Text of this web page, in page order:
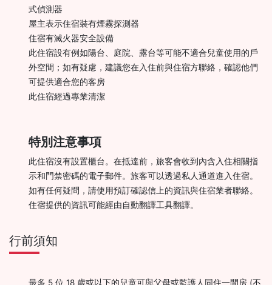
式偵測器
屋主表示住宿裝有煙霧探測器
住宿有滅火器安全設備
此住宿設有例如陽台、庭院、露台等可能不適合兒童使用的戶
外空間；如有疑慮，建議您在入住前與住宿方聯絡，確認他們
可提供適合您的客房
此住宿經過專業清潔
特別注意事項
此住宿沒有設置櫃台。在抵達前，旅客會收到內含入住相關指
示和門禁密碼的電子郵件。旅客可以透過私人通道進入住宿。
如有任何疑問，請使用預訂確認信上的資訊與住宿業者聯絡。
住宿提供的資訊可能經由自動翻譯工具翻譯。
行前須知
最多 5 位 18 歲或以下的兒童可與父母或監護人同住一間房 (不